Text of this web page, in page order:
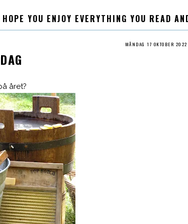
YOU ENJOY EVERYTHING YOU READ
MÅNDAG 17 OKTOBER 2022
året?